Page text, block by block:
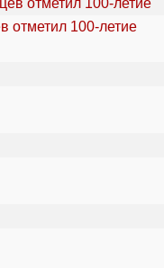
отметил 100-летие